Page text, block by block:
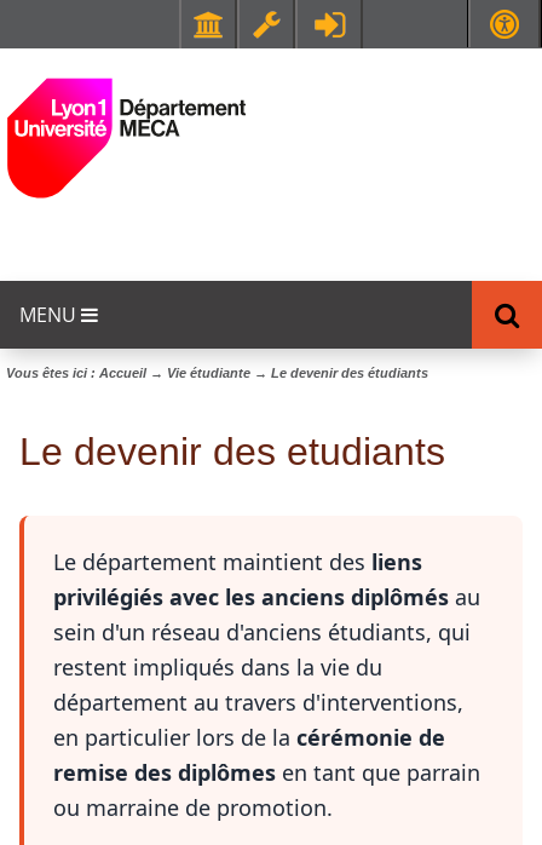
MENU
Vous êtes ici : Accueil→ Vie étudiante → Le devenir des étudiants
Le devenir des etudiants
Le département maintient des liens
privilégiés avec les anciens diplômés au
sein d'un réseau d'anciens étudiants, qui
restent impliqués dans la vie du
département au travers d'interventions,
en particulier lors de la cérémonie de
remise des diplômes en tant que parrain
ou marraine de promotion.